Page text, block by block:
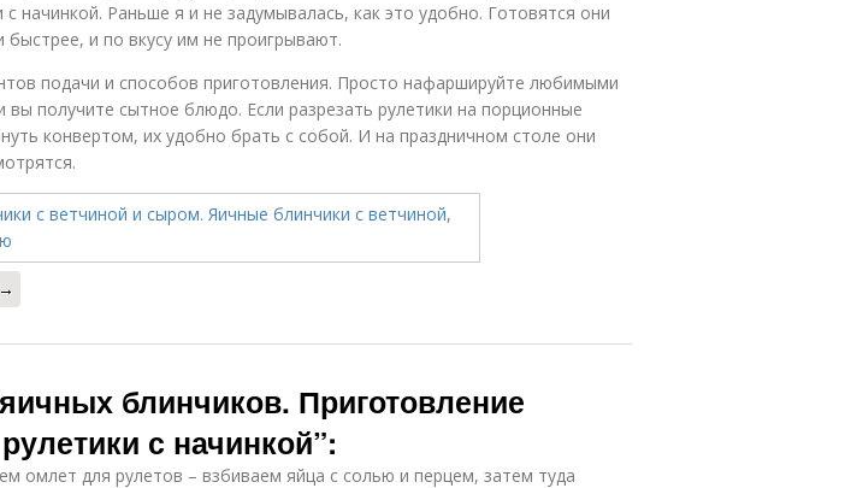
с начинкой. Раньше я и не задумывалась, как это удобно. Готовятся они
и по вкусу им не проигрывают.
подачи и способов приготовления. Просто нафаршируйте любимыми
вы получите сытное блюдо. Если разрезать рулетики на порционные
конвертом, их удобно брать с собой. И на праздничном столе они
блинчиков. Приготовление
с начинкой”:
омлет для рулетов – взбиваем яйца с солью и перцем, затем туда